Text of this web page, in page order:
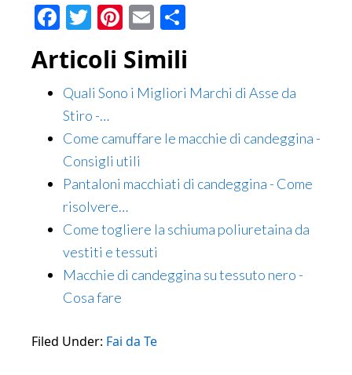
Facebook
Twitter
Pinterest
Email
Articoli Simili
Quali Sono i Migliori Marchi di Asse da
Stiro -…
Come camuffare le macchie di candeggina -
Consigli utili
Pantaloni macchiati di candeggina - Come
risolvere…
Come togliere la schiuma poliuretaina da
vestiti e tessuti
Macchie di candeggina su tessuto nero -
Cosa fare
Filed Under: Fai da Te